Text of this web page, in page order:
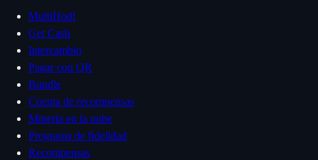
MultiHodl
Get Cash
Intercambio
Pagar con QR
Bundle
Cuenta de recompensas
Minería en la nube
Programa de fidelidad
Recompensas